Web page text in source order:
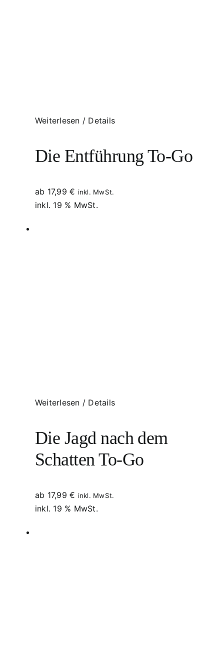
Weiterlesen / Details
Die Entführung To-Go
ab 17,99€ inkl. MwSt.
inkl. 19 % MwSt.
Weiterlesen / Details
Die Jagd nach dem
Schatten To-Go
ab 17,99€ inkl. MwSt.
inkl. 19 % MwSt.